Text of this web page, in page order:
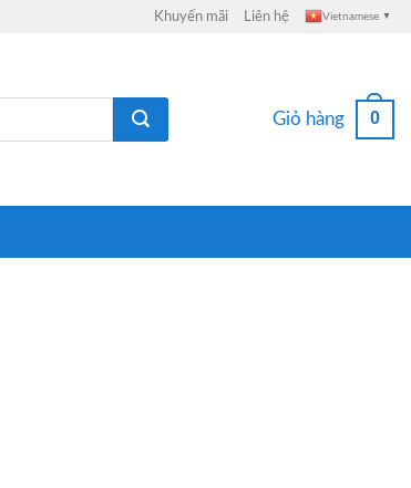
Khuyến mãi Liên hệ Vietnamese ▼
Giỏ hàng 0